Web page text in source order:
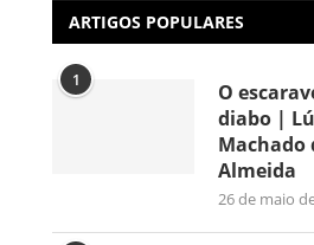
ARTIGOS POPULARES
1
O
diabo |
Machado
Almeida
26 de maio